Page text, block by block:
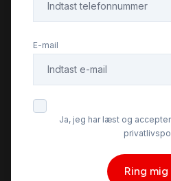
E-mail
Ja, jeg har læst og
Ring mig